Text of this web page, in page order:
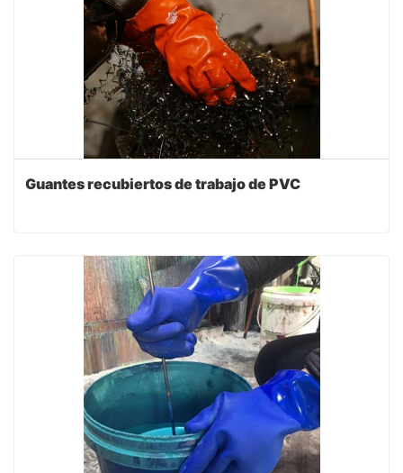
Guantes recubiertos de trabajo de PVC